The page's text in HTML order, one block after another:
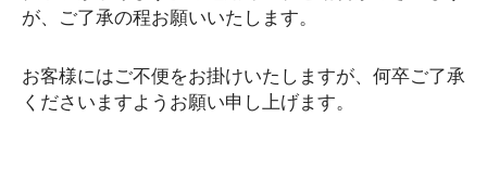
が、ご了承の程お願いいたします。
お客様にはご不便をお掛けいたしますが、何卒ご了承
くださいますようお願い申し上げます。